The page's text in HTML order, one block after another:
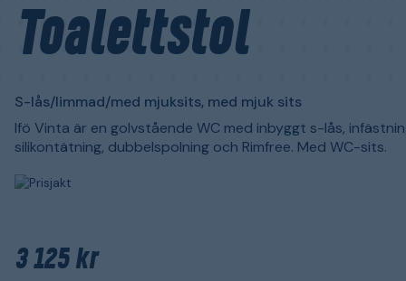
Toalettstol
S-lås/limmad/med mjuksits, med mjuk sits
Ifö Vinta är en golvstående WC med inbyggt s-lås,
silikontätning, dubbelspolning och Rimfree. Med WC-sits.
3 125 kr